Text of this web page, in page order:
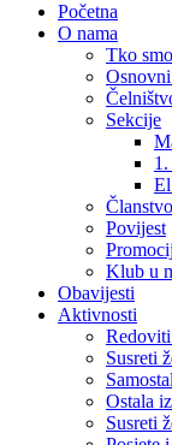
Početna
O nama
Tko smo
Sekcije
Članstvo
Povijest
Klub u
Obavijesti
Aktivnosti
Redoviti
Susreti
Ostala
Susreti